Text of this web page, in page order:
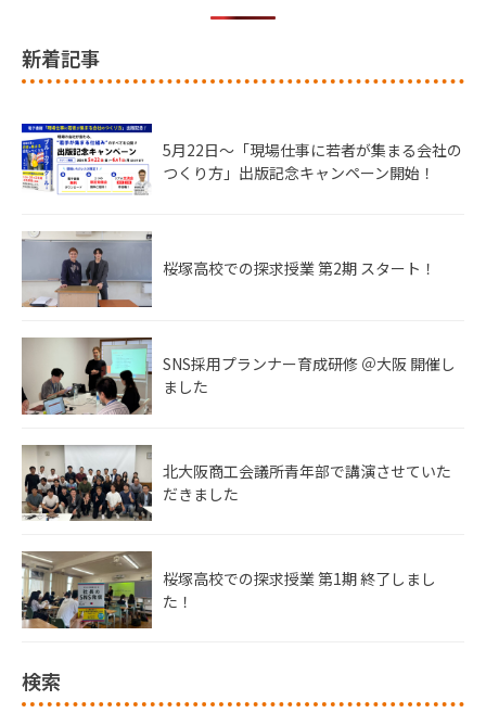
新着記事
5月22日〜「現場仕事に若者が集まる会社の
つくり方」出版記念キャンペーン開始！
桜塚高校での探求授業 第2期 スタート！
SNS採用プランナー育成研修 ＠大阪 開催し
ました
北大阪商工会議所青年部で講演させていた
だきました
桜塚高校での探求授業 第1期 終了しまし
た！
検索